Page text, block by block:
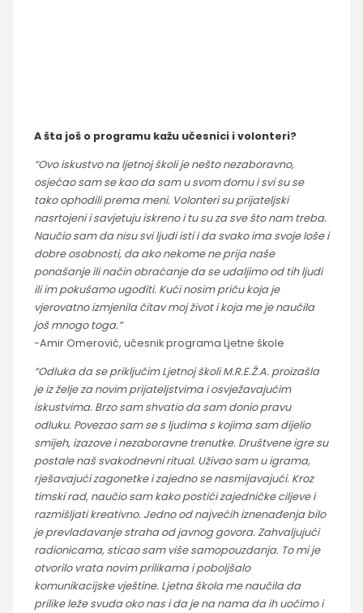
A šta još o programu kažu učesnici i volonteri?
“Ovo iskustvo na ljetnoj školi je nešto nezaboravno,
osjećao sam se kao da sam u svom domu i svi su se
tako ophodili prema meni. Volonteri su prijateljski
nasrtojeni i savjetuju iskreno i tu su za sve što nam treba.
Naučio sam da nisu svi ljudi isti i da svako ima svoje loše i
dobre osobnosti, da ako nekome ne prija naše
ponašanje ili način obraćanje da se udaljimo od tih ljudi
ili im pokušamo ugoditi. Kući nosim priču koja je
vjerovatno izmjenila čitav moj život i koja me je naučila
još mnogo toga.”
-Amir Omerović, učesnik programa Ljetne škole
“Odluka da se priključim Ljetnoj školi M.R.E.Ž.A. proizašla
je iz želje za novim prijateljstvima i osvježavajućim
iskustvima. Brzo sam shvatio da sam donio pravu
odluku. Povezao sam se s ljudima s kojima sam dijelio
smijeh, izazove i nezaboravne trenutke. Društvene igre su
postale naš svakodnevni ritual. Uživao sam u igrama,
rješavajući zagonetke i zajedno se nasmijavajući. Kroz
timski rad, naučio sam kako postići zajedničke ciljeve i
razmišljati kreativno. Jedno od najvećih iznenađenja bilo
je prevladavanje straha od javnog govora. Zahvaljujući
radionicama, sticao sam više samopouzdanja. To mi je
otvorilo vrata novim prilikama i poboljšalo
komunikacijske vještine. Ljetna škola me naučila da
prilike leže svuda oko nas i da je na nama da ih uočimo i